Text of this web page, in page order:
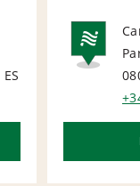
ES